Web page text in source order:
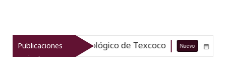
Publicaciones
recientes
patrimonio arqueológico de Texcoco Nuevo 07-08-26